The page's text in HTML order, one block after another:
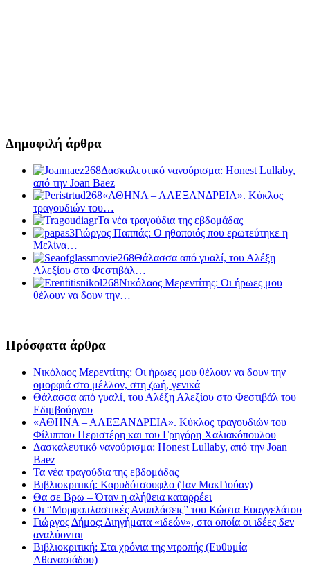
Δημοφιλή άρθρα
Δασκαλευτικό νανούρισμα: Honest Lullaby,
από την Joan Baez
«ΑΘΗΝΑ – ΑΛΕΞΑΝΔΡΕΙΑ». Κύκλος
τραγουδιών του…
Τα νέα τραγούδια της εβδομάδας
Γιώργος Παππάς: Ο ηθοποιός που ερωτεύτηκε η
Μελίνα…
Θάλασσα από γυαλί, του Αλέξη
Αλεξίου στο Φεστιβάλ…
Νικόλαος Μερεντίτης: Οι ήρωες μου
θέλουν να δουν την…
Πρόσφατα άρθρα
Νικόλαος Μερεντίτης: Οι ήρωες μου θέλουν να δουν την
ομορφιά στο μέλλον, στη ζωή, γενικά
Θάλασσα από γυαλί, του Αλέξη Αλεξίου στο Φεστιβάλ του
Εδιμβούργου
«ΑΘΗΝΑ – ΑΛΕΞΑΝΔΡΕΙΑ». Κύκλος τραγουδιών του
Φίλιππου Περιστέρη και του Γρηγόρη Χαλιακόπουλου
Δασκαλευτικό νανούρισμα: Honest Lullaby, από την Joan
Baez
Τα νέα τραγούδια της εβδομάδας
Βιβλιοκριτική: Καρυδότσουφλο (Ίαν ΜακΓιούαν)
Θα σε Βρω – Όταν η αλήθεια καταρρέει
Οι “Μορφοπλαστικές Αναπλάσεις” του Κώστα Ευαγγελάτου
Γιώργος Δήμος: Διηγήματα «ιδεών», στα οποία οι ιδέες δεν
αναλύονται
Βιβλιοκριτική: Στα χρόνια της ντροπής (Ευθυμία
Αθανασιάδου)